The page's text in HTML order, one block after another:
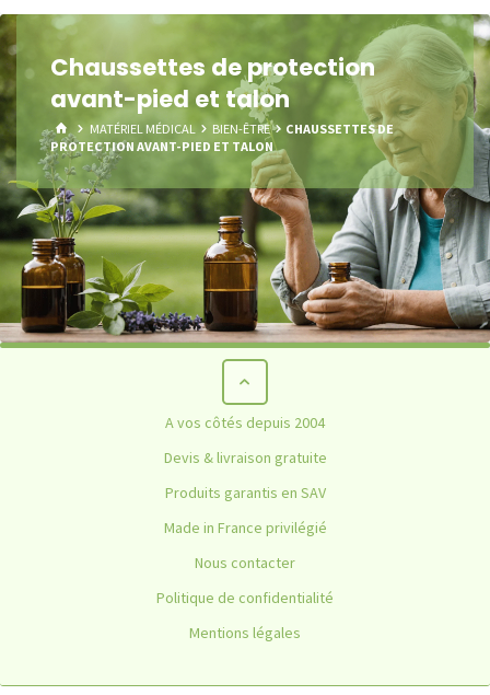
Chaussettes de protection
avant-pied et talon
HOMEMATÉRIEL MÉDICAL BIEN-ÊTRE
CHAUSSETTES DE
PROTECTION AVANT-PIED ET TALON
A vos côtés depuis 2004
Devis & livraison gratuite
Produits garantis en SAV
Made in France privilégié
Nous contacter
Politique de confidentialité
Mentions légales